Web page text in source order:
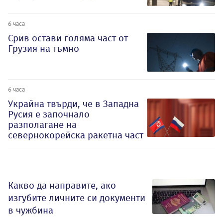
6 часа
Срив остави голяма част от
Грузия на тъмно
6 часа
Украйна твърди, че в Западна
Русия е започнало
разполагане на
севернокорейска ракетна част
Какво да направите, ако
изгубите личните си документи
в чужбина